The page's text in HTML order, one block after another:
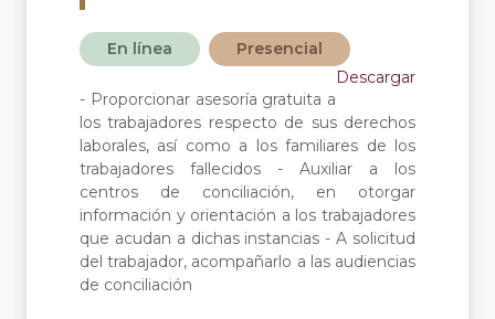
En línea
Presencial
Descargar
- Proporcionar asesoría gratuita a
los trabajadores respecto de sus derechos
laborales, así como a los familiares de los
trabajadores fallecidos - Auxiliar a los
centros de conciliación, en otorgar
información y orientación a los trabajadores
que acudan a dichas instancias - A solicitud
del trabajador, acompañarlo a las audiencias
de conciliación